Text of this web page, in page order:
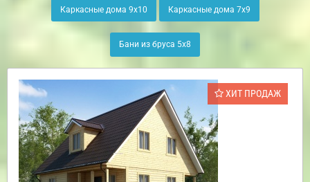
Каркасные дома 9х10 Каркасные дома 7х9
Бани из бруса 5х8
ХИТ ПРОДАЖ